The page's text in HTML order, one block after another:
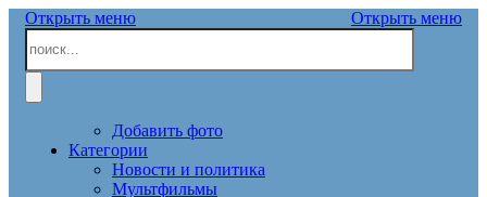
Открыть меню Открыть меню
Добавить фото
Категории
Новости и политика
Мультфильмы